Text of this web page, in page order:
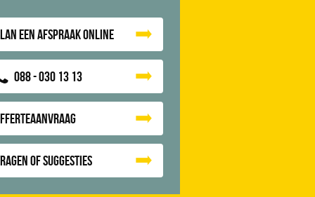
een afspraak online
088 - 030 13 13
of suggesties